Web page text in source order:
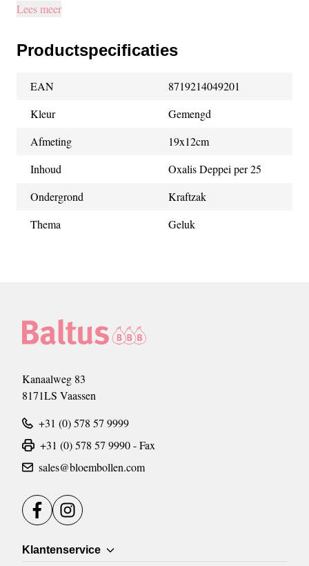
Lees meer
Productspecificaties
EAN
8719214049201
Kleur
Gemengd
Afmeting
19x12cm
Inhoud
Oxalis Deppei per 25
Ondergrond
Kraftzak
Thema
Geluk
Kanaalweg 83
8171LS Vaassen
+31 (0) 578 57 9999
+31 (0) 578 57 9990 - Fax
sales@bloembollen.com
FacebookInstagram
Klantenservice